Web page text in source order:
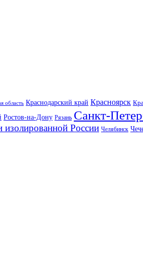
область Краснодарский край Красноярск
Ростов-на-Дону Рязань Санкт-
изолированной России Челябинск